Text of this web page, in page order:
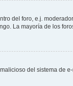
del foro, e.j.
La mayoría de los
del sistema de